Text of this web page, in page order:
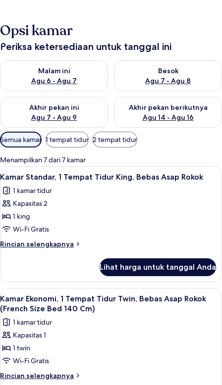
Opsi kamar
Periksa ketersediaan untuk tanggal ini
Malam ini
Agu 6 - Agu 7
Periksa ketersediaan untuk malam ini Agu 6 - Agu 7
Besok
Agu 7 - Agu 8
Periksa ketersediaan untuk
Akhir pekan ini
Agu 7 - Agu 9
Periksa ketersediaan untuk akhir pekan ini Agu 7 - Agu 9
Akhir pekan berikutnya
Agu 14 - Agu 16
Periksa ketersediaan untuk
Filter
tersedia
untuk
kamar
Semua kamar 1 tempat tidur 2 tempat tidur
Menampilkan 7 dari 7 kamar
Lihat
semua
foto
untuk
Kamar
Standar,
1
Tempat
King,
Bebas
Asap
Rokok
Kamar Standar, 1 Tempat Tidur
6
Kamar Standar, 1 Tempat Tidur King, Bebas Asap Rokok
1 kamar tidur
Kapasitas 2
1 king
Wi-Fi Gratis
Rincian selengkapnya
Rincian
Kamar
Standar,
1
Tempat
Tidur
King,
Bebas
Rokok
Lihat harga untuk tanggal Anda
Lihat
semua
foto
untuk
Kamar
Ekonomi,
1
Tempat
Kamar Ekonomi, 1 Tempat Tidur
4
Kamar Ekonomi, 1 Tempat Tidur Twin, Bebas Asap Rokok
(French Size Bed 140 Cm)
1 kamar tidur
Kapasitas 1
1 twin
Wi-Fi Gratis
Rincian selengkapnya
Rincian